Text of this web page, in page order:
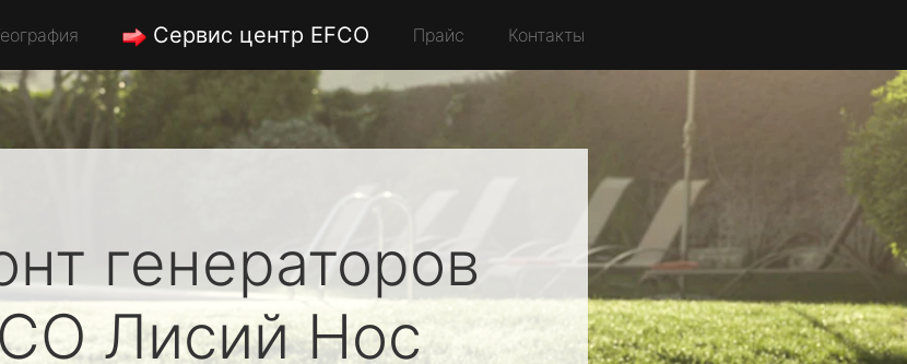
Сервис центр EFCO Прайс Контакты
генераторов
Лисий Нос